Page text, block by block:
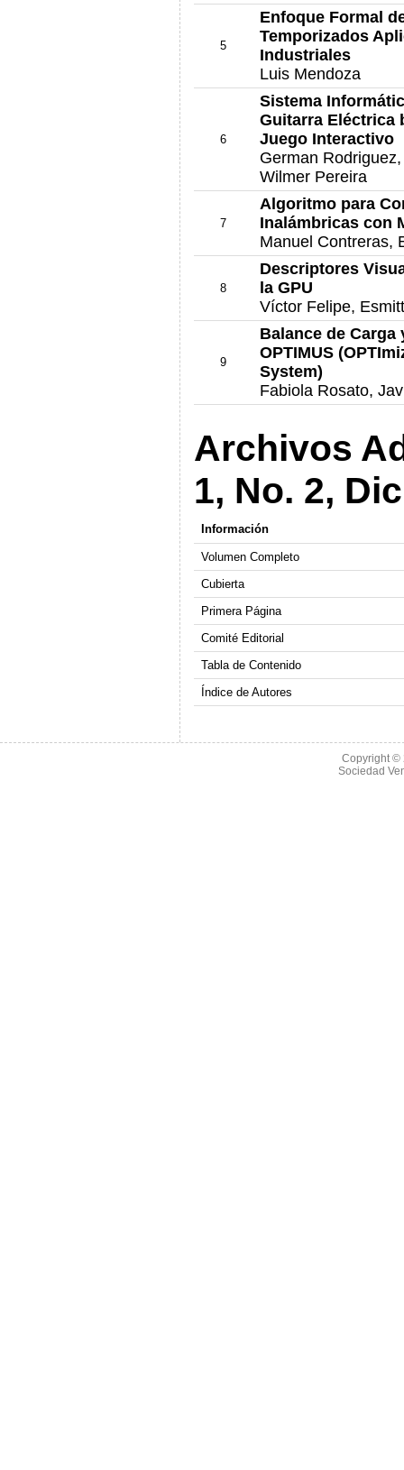
5
Enfoque Formal
Temporizados
Industriales
Luis Mendoza
6
Sistema
Guitarra Eléctrica
Juego Interactivo
German
Wilmer Pereira
7
Algoritmo para
Inalámbricas con
Manuel Contreras,
8
Descriptores
la GPU
Víctor Felipe,
9
Balance de Carga
OPTIMUS
System)
Fabiola Rosato,
Archivos
1, No. 2,
Información
Volumen Completo
Cubierta
Primera Página
Comité Editorial
Tabla de Contenido
Índice de Autores
Copyright
Sociedad